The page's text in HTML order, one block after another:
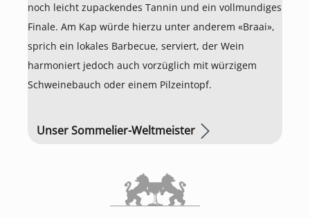
noch leicht zupackendes Tannin und ein vollmundiges
Finale. Am Kap würde hierzu unter anderem «Braai»,
sprich ein lokales Barbecue, serviert, der Wein
harmoniert jedoch auch vorzüglich mit würzigem
Schweinebauch oder einem Pilzeintopf.
Unser Sommelier-Weltmeister